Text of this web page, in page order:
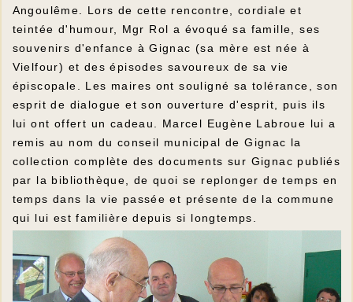
Angoulême. Lors de cette rencontre, cordiale et
teintée d'humour, Mgr Rol a évoqué sa famille, ses
souvenirs d'enfance à Gignac (sa mère est née à
Vielfour) et des épisodes savoureux de sa vie
épiscopale. Les maires ont souligné sa tolérance, son
esprit de dialogue et son ouverture d'esprit, puis ils
lui ont offert un cadeau. Marcel Eugène Labroue lui a
remis au nom du conseil municipal de Gignac la
collection complète des documents sur Gignac publiés
par la bibliothèque, de quoi se replonger de temps en
temps dans la vie passée et présente de la commune
qui lui est familière depuis si longtemps.